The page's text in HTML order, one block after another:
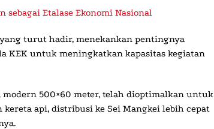
sebagai Etalase Ekonomi Nasional
turut hadir, menekankan pentingnya
KEK untuk meningkatkan kapasitas kegiatan
modern 500×60 meter, telah dioptimalkan untuk
kereta api, distribusi ke Sei Mangkei lebih cepat